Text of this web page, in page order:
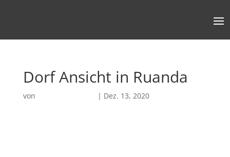
Dorf Ansicht in Ruanda
von | Dez. 13, 2020